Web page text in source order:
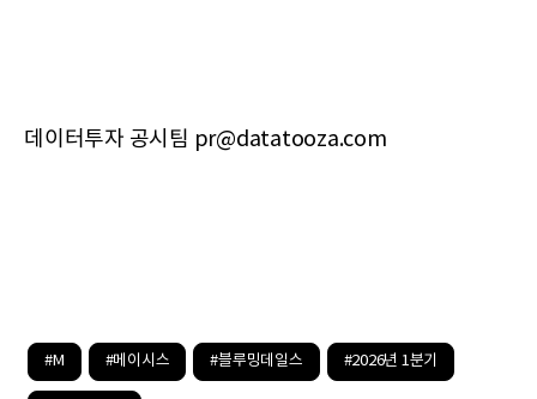
데이터투자 공시팀 pr@datatooza.com
#M #메이시스 #블루밍데일스 #2026년 1분기